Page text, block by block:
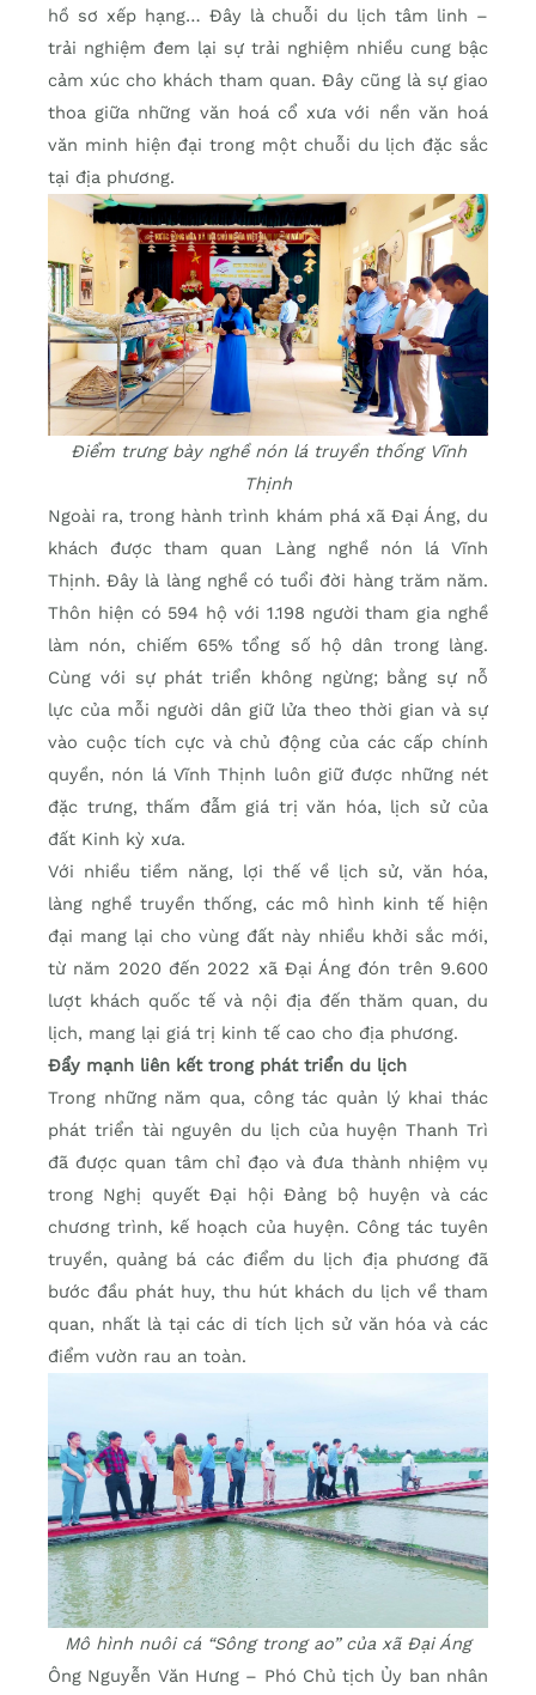
hồ sơ xếp hạng… Đây là chuỗi du lịch tâm linh –
trải nghiệm đem lại sự trải nghiệm nhiều cung bậc
cảm xúc cho khách tham quan. Đây cũng là sự giao
thoa giữa những văn hoá cổ xưa với nền văn hoá
văn minh hiện đại trong một chuỗi du lịch đặc sắc
tại địa phương.
Điểm trưng bày nghề nón lá truyền thống Vĩnh
Thịnh
Ngoài ra, trong hành trình khám phá xã Đại Áng, du
khách được tham quan Làng nghề nón lá Vĩnh
Thịnh. Đây là làng nghề có tuổi đời hàng trăm năm.
Thôn hiện có 594 hộ với 1.198 người tham gia nghề
làm nón, chiếm 65% tổng số hộ dân trong làng.
Cùng với sự phát triển không ngừng; bằng sự nỗ
lực của mỗi người dân giữ lửa theo thời gian và sự
vào cuộc tích cực và chủ động của các cấp chính
quyền, nón lá Vĩnh Thịnh luôn giữ được những nét
đặc trưng, thấm đẫm giá trị văn hóa, lịch sử của
đất Kinh kỳ xưa.
Với nhiều tiềm năng, lợi thế về lịch sử, văn hóa,
làng nghề truyền thống, các mô hình kinh tế hiện
đại mang lại cho vùng đất này nhiều khởi sắc mới,
từ năm 2020 đến 2022 xã Đại Áng đón trên 9.600
lượt khách quốc tế và nội địa đến thăm quan, du
lịch, mang lại giá trị kinh tế cao cho địa phương.
Đẩy mạnh liên kết trong phát triển du lịch
Trong những năm qua, công tác quản lý khai thác
phát triển tài nguyên du lịch của huyện Thanh Trì
đã được quan tâm chỉ đạo và đưa thành nhiệm vụ
trong Nghị quyết Đại hội Đảng bộ huyện và các
chương trình, kế hoạch của huyện. Công tác tuyên
truyền, quảng bá các điểm du lịch địa phương đã
bước đầu phát huy, thu hút khách du lịch về tham
quan, nhất là tại các di tích lịch sử văn hóa và các
điểm vườn rau an toàn.
Mô hình nuôi cá “Sông trong ao” của xã Đại Áng
Ông Nguyễn Văn Hưng – Phó Chủ tịch Ủy ban nhân